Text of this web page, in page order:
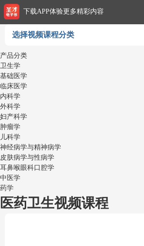
选择视频课程分类
产品分类
卫生学
基础医学
临床医学
内科学
外科学
妇产科学
肿瘤学
儿科学
神经病学与精神病学
皮肤病学与性病学
耳鼻喉眼科口腔学
中医学
药学
医药卫生视频课程
下载APP体验更多精彩内容